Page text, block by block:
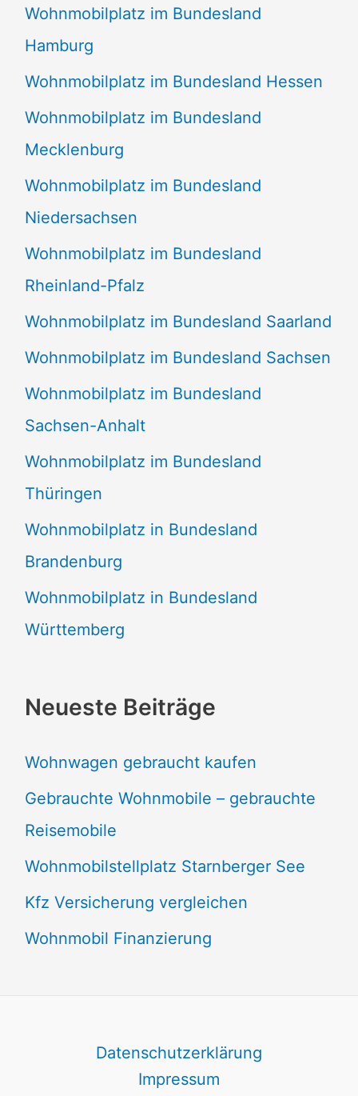
Wohnmobilplatz im Bundesland
Hamburg
Wohnmobilplatz im Bundesland Hessen
Wohnmobilplatz im Bundesland
Mecklenburg
Wohnmobilplatz im Bundesland
Niedersachsen
Wohnmobilplatz im Bundesland
Rheinland-Pfalz
Wohnmobilplatz im Bundesland Saarland
Wohnmobilplatz im Bundesland Sachsen
Wohnmobilplatz im Bundesland
Sachsen-Anhalt
Wohnmobilplatz im Bundesland
Thüringen
Wohnmobilplatz in Bundesland
Brandenburg
Wohnmobilplatz in Bundesland
Württemberg
Neueste Beiträge
Wohnwagen gebraucht kaufen
Gebrauchte Wohnmobile – gebrauchte
Reisemobile
Wohnmobilstellplatz Starnberger See
Kfz Versicherung vergleichen
Wohnmobil Finanzierung
Datenschutzerklärung
Impressum